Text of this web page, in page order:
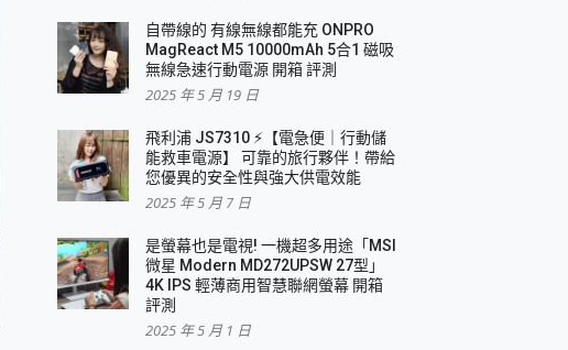
自帶線的 有線無線都能充 ONPRO
MagReact M5 10000mAh 5合1 磁吸
無線急速行動電源 開箱 評測
2025 年 5 月 19 日
飛利浦 JS7310 ⚡【電急便｜行動儲
能救車電源】 可靠的旅行夥伴！帶給
您優異的安全性與強大供電效能
2025 年 5 月 7 日
是螢幕也是電視! 一機超多用途「MSI
微星 Modern MD272UPSW 27型」
4K IPS 輕薄商用智慧聯網螢幕 開箱
評測
2025 年 5 月 1 日